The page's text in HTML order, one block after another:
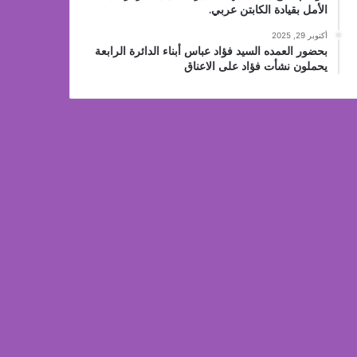
الأمل بقيادة الكابتن عربي.
أكتوبر 29, 2025
بحضور العمده السيد فؤاد عباس أبناء الدائرة الرابعة
يحملون نشأت فؤاد على الاعناق